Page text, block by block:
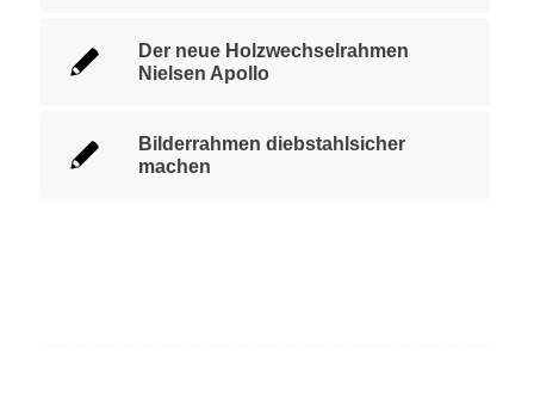
Der neue Holzwechselrahmen
Nielsen Apollo
Bilderrahmen diebstahlsicher
machen